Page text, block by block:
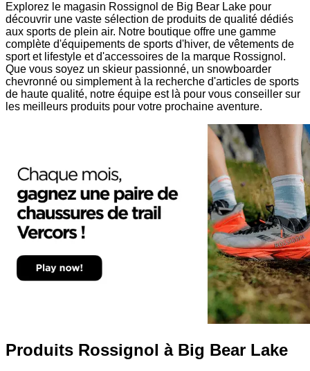
Explorez le magasin Rossignol de Big Bear Lake pour
découvrir une vaste sélection de produits de qualité dédiés
aux sports de plein air. Notre boutique offre une gamme
complète d'équipements de sports d'hiver, de vêtements de
sport et lifestyle et d'accessoires de la marque Rossignol.
Que vous soyez un skieur passionné, un snowboarder
chevronné ou simplement à la recherche d'articles de sports
de haute qualité, notre équipe est là pour vous conseiller sur
les meilleurs produits pour votre prochaine aventure.
Produits Rossignol à Big Bear Lake